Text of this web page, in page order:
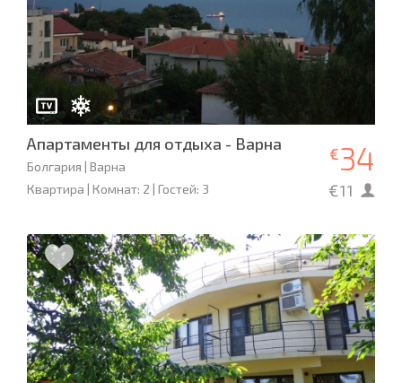
Апартаменты для отдыха - Варна
Болгария | Варна
Квартира | Комнат: 2 | Гостей: 3
€34
€11